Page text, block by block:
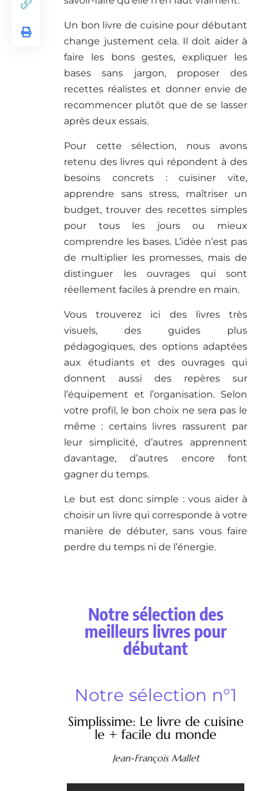
Un bon livre de cuisine pour débutant
change justement cela. Il doit aider à
faire les bons gestes, expliquer les
bases sans jargon, proposer des
recettes réalistes et donner envie de
recommencer plutôt que de se lasser
après deux essais.
Pour cette sélection, nous avons
retenu des livres qui répondent à des
besoins concrets : cuisiner vite,
apprendre sans stress, maîtriser un
budget, trouver des recettes simples
pour tous les jours ou mieux
comprendre les bases. L’idée n’est pas
de multiplier les promesses, mais de
distinguer les ouvrages qui sont
réellement faciles à prendre en main.
Vous trouverez ici des livres très
visuels, des guides plus
pédagogiques, des options adaptées
aux étudiants et des ouvrages qui
donnent aussi des repères sur
l’équipement et l’organisation. Selon
votre profil, le bon choix ne sera pas le
même : certains livres rassurent par
leur simplicité, d’autres apprennent
davantage, d’autres encore font
gagner du temps.
Le but est donc simple : vous aider à
choisir un livre qui corresponde à votre
manière de débuter, sans vous faire
perdre du temps ni de l’énergie.
Notre sélection des
meilleurs livres pour
débutant
Notre sélection n°1
Simplissime: Le livre de cuisine
le + facile du monde
Jean-François Mallet